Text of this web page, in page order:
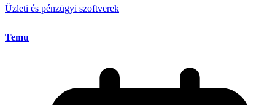
Üzleti és pénzügyi szoftverek
Temu